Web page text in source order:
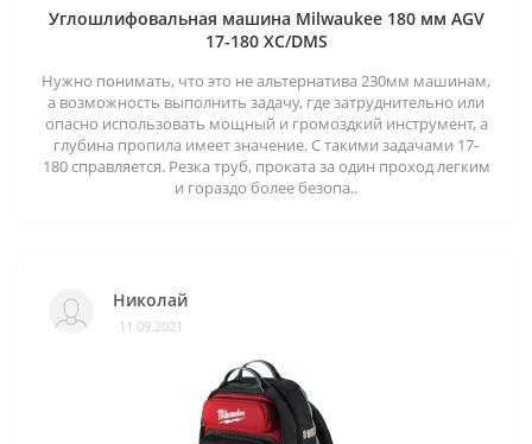
Углошлифовальная машина Milwaukee 180 мм AGV
17-180 XC/DMS
Нужно понимать, что это не альтернатива 230мм машинам,
а возможность выполнить задачу, где затруднительно или
опасно использовать мощный и громоздкий инструмент, а
глубина пропила имеет значение. С такими задачами 17-
180 справляется. Резка труб, проката за один проход легким
и гораздо более безопа..
Николай
11.09.2021